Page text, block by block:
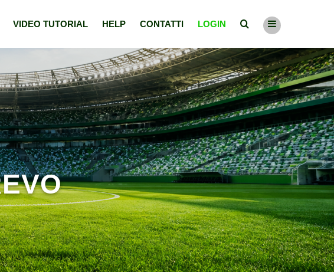
VIDEO TUTORIAL HELP CONTATTI LOGIN